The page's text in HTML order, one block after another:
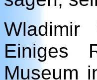
Wladimir
Einiges
Museum